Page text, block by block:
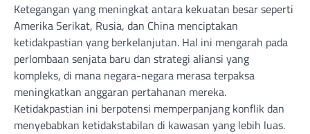
Ketegangan yang meningkat antara kekuatan besar seperti
Amerika Serikat, Rusia, dan China menciptakan
ketidakpastian yang berkelanjutan. Hal ini mengarah pada
perlombaan senjata baru dan strategi aliansi yang
kompleks, di mana negara-negara merasa terpaksa
meningkatkan anggaran pertahanan mereka.
Ketidakpastian ini berpotensi memperpanjang konflik dan
menyebabkan ketidakstabilan di kawasan yang lebih luas.